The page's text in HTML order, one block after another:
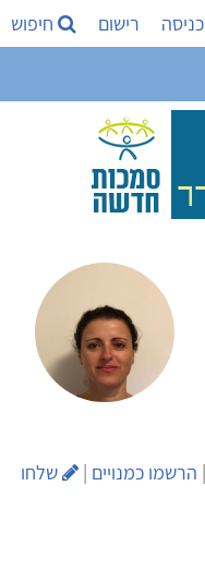
כניסה רישום חיפוש
הרשמו כמנויים |
שלחו